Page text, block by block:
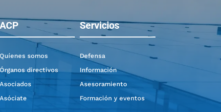
ACP Servicios
Quíenes somos
Órganos directivos
Asociados
Asóciate
Defensa
Información
Asesoramiento
Formación y eventos